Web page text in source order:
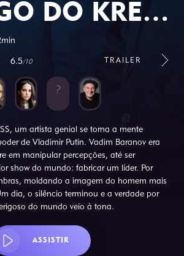
O MAGO DO KREMLIN
6.5/10 TRAILER
um artista genial se torna a mente
de Vladimir Putin. Vadim Baranov era
em manipular percepções, até ser
show do mundo: fabricar um líder. Por
moldando a imagem do homem mais
dia, o silêncio terminou e a verdade por
do mundo veio à tona.
ASSISTIR